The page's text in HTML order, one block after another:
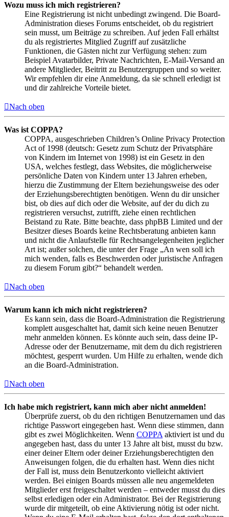
Wozu muss ich mich registrieren?
Eine Registrierung ist nicht unbedingt zwingend. Die Board-
Administration dieses Forums entscheidet, ob du registriert
sein musst, um Beiträge zu schreiben. Auf jeden Fall erhältst
du als registriertes Mitglied Zugriff auf zusätzliche
Funktionen, die Gästen nicht zur Verfügung stehen: zum
Beispiel Avatarbilder, Private Nachrichten, E-Mail-Versand an
andere Mitglieder, Beitritt zu Benutzergruppen und so weiter.
Wir empfehlen dir eine Anmeldung, da sie schnell erledigt ist
und dir zahlreiche Vorteile bietet.
Nach oben
Was ist COPPA?
COPPA, ausgeschrieben Children’s Online Privacy Protection
Act of 1998 (deutsch: Gesetz zum Schutz der Privatsphäre
von Kindern im Internet von 1998) ist ein Gesetz in den
USA, welches festlegt, dass Websites, die möglicherweise
persönliche Daten von Kindern unter 13 Jahren erheben,
hierzu die Zustimmung der Eltern beziehungsweise des oder
der Erziehungsberechtigten benötigen. Wenn du dir unsicher
bist, ob dies auf dich oder die Website, auf der du dich zu
registrieren versuchst, zutrifft, ziehe einen rechtlichen
Beistand zu Rate. Bitte beachte, dass phpBB Limited und der
Besitzer dieses Boards keine Rechtsberatung anbieten kann
und nicht die Anlaufstelle für Rechtsangelegenheiten jeglicher
Art ist; außer solchen, die unter der Frage „An wen soll ich
mich wenden, falls es Beschwerden oder juristische Anfragen
zu diesem Forum gibt?“ behandelt werden.
Nach oben
Warum kann ich mich nicht registrieren?
Es kann sein, dass die Board-Administration die Registrierung
komplett ausgeschaltet hat, damit sich keine neuen Benutzer
mehr anmelden können. Es könnte auch sein, dass deine IP-
Adresse oder der Benutzername, mit dem du dich registrieren
möchtest, gesperrt wurden. Um Hilfe zu erhalten, wende dich
an die Board-Administration.
Nach oben
Ich habe mich registriert, kann mich aber nicht anmelden!
Überprüfe zuerst, ob du den richtigen Benutzernamen und das
richtige Passwort eingegeben hast. Wenn diese stimmen, dann
gibt es zwei Möglichkeiten. Wenn COPPA aktiviert ist und du
angegeben hast, dass du unter 13 Jahre alt bist, musst du bzw.
einer deiner Eltern oder deiner Erziehungsberechtigten den
Anweisungen folgen, die du erhalten hast. Wenn dies nicht
der Fall ist, muss dein Benutzerkonto vielleicht aktiviert
werden. Bei einigen Boards müssen alle neu angemeldeten
Mitglieder erst freigeschaltet werden – entweder musst du dies
selbst erledigen oder ein Administrator. Bei der Registrierung
wurde dir mitgeteilt, ob eine Aktivierung nötig ist oder nicht.